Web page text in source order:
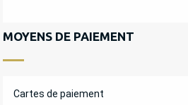
MOYENS DE PAIEMENT
Cartes de paiement